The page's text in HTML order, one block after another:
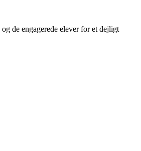
de engagerede elever for et dejligt